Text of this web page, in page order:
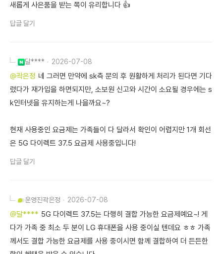
새롭게 사은품을 받는 쪽이 유리합니다 👍
답글 달기
달**** 2026-07-08
@곽은정 네 그러면 만약에 sk측 문의 후 원활하게 처리가 된다면 기다
렸다가 재가입을 하면되지만, 소보원 신고와 시간이 소요될 경우에는 s
k인터넷을 유지하는게 나을까요~?
현재 사용중인 요금제는 가족들이 다 달라서 확인이 어렵지만 1개 회선
은 5G 다이렉트 37.5 요금제 사용중입니다!
답글 달기
운영진곽은정 2026-07-08
@달**** 5G 다이렉트 37.5는 다행히 결합 가능한 요금제예요~! 게
다가 가족 중 최소 두 분이 LG 휴대폰을 사용 중이실 텐데요 ㅎㅎ 가족
께서도 결합 가능한 요금제를 사용 중이시면 함께 결합하여 더 든든한